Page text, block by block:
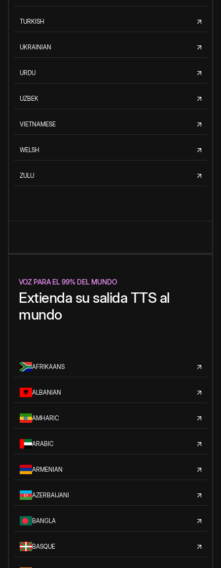
TURKISH
UKRAINIAN
URDU
UZBEK
VIETNAMESE
WELSH
ZULU
VOZ PARA EL 99% DEL MUNDO
Extienda su salida TTS al
mundo
AFRIKAANS
ALBANIAN
AMHARIC
ARABIC
ARMENIAN
AZERBAIJANI
BANGLA
BASQUE